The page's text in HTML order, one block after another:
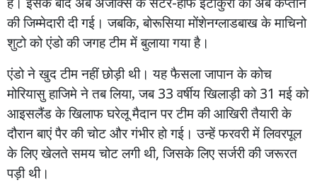
कीजिम्मेदारीदीगई। जबकि, बोरूसियामोंशेनग्लाडबाखकेमाचिनो
शुटोकोएंडोकीजगहटीममेंबुलायागयाहै।
एंडोनेखुदटीमनहींछोड़ी थी। यहफैसलाजापानकेकोच
मोरियासुहाजिमेनेतबलिया, जब33वर्षीयखिलाड़ीको31मईको
आइसलैंडकेखिलाफघरेलूमैदानपरटीमकीआखिरीतैयारीके
दौरानबाएंपैरकीचोटऔरगंभीरहोगई। उन्हेंफरवरीमेंलिवरपूल
केलिएखेलतेसमयचोटलगी थी,जिसकेलिएसर्जरीकीजरूरत
पड़ी थी।